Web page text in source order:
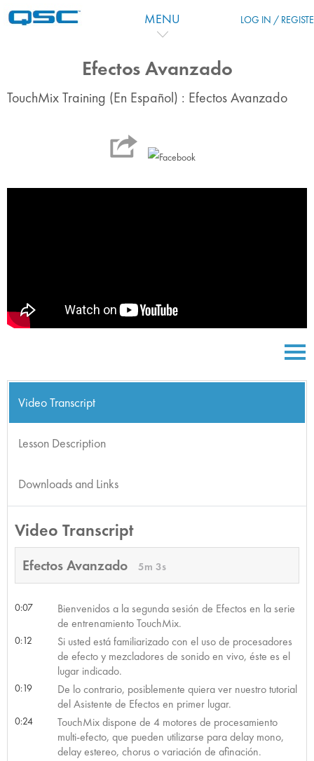
MENU LOG IN /
Efectos Avanzado
TouchMix Training (En Español) : Efectos Avanzado
Video Transcript
Lesson Description
Downloads and Links
Video Transcript
Efectos Avanzado 5m 3s
0:07
Bienvenidos a la segunda sesión de Efectos en la serie
de entrenamiento TouchMix.
0:12
Si usted está familiarizado con el uso de procesadores
de efecto y mezcladores de sonido en vivo, éste es el
lugar indicado.
0:19
De lo contrario, posiblemente quiera ver nuestro tutorial
del Asistente de Efectos en primer lugar.
0:24
TouchMix dispone de 4 motores de procesamiento
multi-efecto, que pueden utilizarse para delay mono,
delay estereo, chorus o variación de afinación.